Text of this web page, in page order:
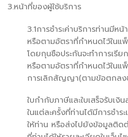
3.หน้าที่ของผู้ใช้บริการ
3.1การชำระค่าบริการท่านมีหน้
หรือตามอัตราที่กำหนดไว้ในแ
โดยกุนซือประกันจะทำการเรีย
หรือตามอัตราที่กำหนดไว้ในแ
การเลิกสัญญา(ตามข้อตกลง
ใบกำกับภาษีและใบเสร็จรับเงิ
ในแต่ละครั้งที่ท่านได้มีการชำร
ให้ท่าน หรือส่งไปยังข้อมูลติด